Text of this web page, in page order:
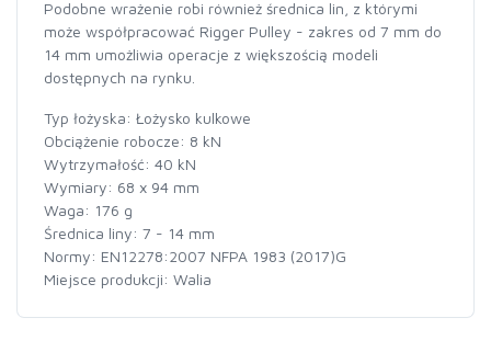
Podobne wrażenie robi również średnica lin, z którymi
może współpracować Rigger Pulley - zakres od 7 mm do
14 mm umożliwia operacje z większością modeli
dostępnych na rynku.
Typ łożyska: Łożysko kulkowe
Obciążenie robocze: 8 kN
Wytrzymałość: 40 kN
Wymiary: 68 x 94 mm
Waga: 176 g
Średnica liny: 7 - 14 mm
Normy: EN12278:2007 NFPA 1983 (2017)G
Miejsce produkcji: Walia